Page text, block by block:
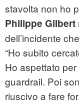
stavolta non ho
Philippe Gilbert
dell’incidente
“Ho subito
Ho aspettato
guardrail. Poi
riuscivo a fare